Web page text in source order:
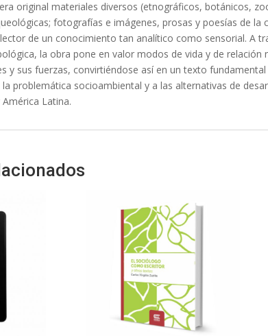
original materiales diversos (etnográficos, botánicos,
fotografías e imágenes, prosas y poesías de la
de un conocimiento tan analítico como sensorial. A
la obra pone en valor modos de vida y de relación
y sus fuerzas, convirtiéndose así en un texto
problemática socioambiental y a las alternativas de
Latina.